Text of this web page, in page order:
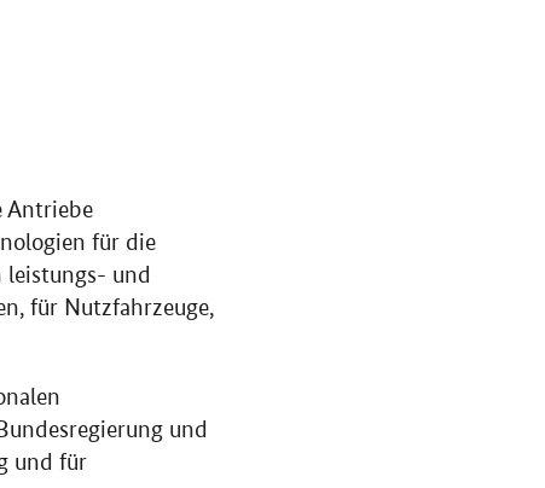
Antriebe
für die
leistungs- und
für Nutzfahrzeuge,
und
und für